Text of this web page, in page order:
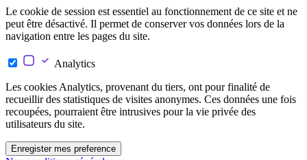
Le cookie de session est essentiel au fonctionnement de ce site et ne
peut être désactivé. Il permet de conserver vos données lors de la
navigation entre les pages du site.
Analytics
Les cookies Analytics, provenant du tiers, ont pour finalité de
recueillir des statistiques de visites anonymes. Ces données une fois
recoupées, pourraient être intrusives pour la vie privée des
utilisateurs du site.
Enregister mes preference